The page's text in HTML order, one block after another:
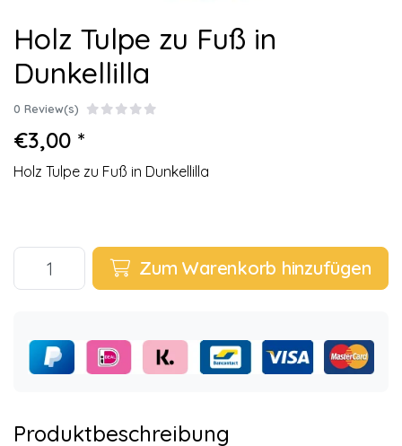
Holz Tulpe zu Fuß in
Dunkellilla
0 Review(s)
€3,00 *
Holz Tulpe zu Fuß in Dunkellilla
Zum Warenkorb hinzufügen
Produktbeschreibung